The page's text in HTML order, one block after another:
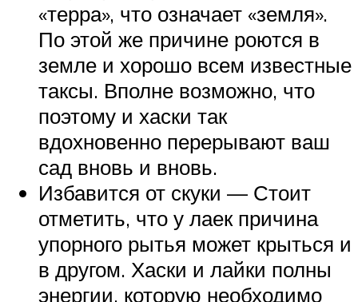
«терра», что означает «земля».
По этой же причине роются в
земле и хорошо всем известные
таксы. Вполне возможно, что
поэтому и хаски так
вдохновенно перерывают ваш
сад вновь и вновь.
Избавится от скуки — Стоит
отметить, что у лаек причина
упорного рытья может крыться и
в другом. Хаски и лайки полны
энергии, которую необходимо